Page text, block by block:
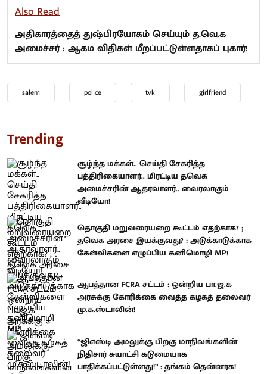
Also Read
அதிகாரத்தைத் துஷ்பிரயோகம் செய்யும் த.வெ.க
அமைச்சர் : ஆகம விதிகள் மீறப்பட்டுள்ளதாகப் புகார்!
salem police tvk girlfriend
Trending
சூழ்ந்த மக்கள்.. செய்தி சேகரித்த
பத்திரிகையாளர்.. மிரட்டிய தவெக
அமைச்சரின் ஆதரவாளர்.. வைரலாகும்
வீடியோ!
தொகுதி மறுவரையறை கூட்டம் எதற்காக? ;
தவெக அரசை இயக்குவது? : அடுக்காடுக்காக
கேள்விகளை எழுப்பிய கனிமொழி MP!
ஆபத்தான FCRA சட்டம் : ஒன்றிய பா.ஜ.க
அரசுக்கு கோரிக்கை வைத்த கழகத் தலைவர்
மு.க.ஸ்டாலின்!
“ஜிஎஸ்டி அமலுக்கு பிறகு மாநிலங்களின்
நிதிசார் சுயாட்சி கடுமையாக
பாதிக்கப்பட்டுள்ளது!” : தங்கம் தென்னரசு!